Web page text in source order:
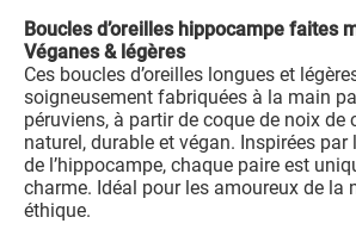
Boucles d’oreilles hippocampe faites
Véganes & légères
Ces boucles d’oreilles longues et
soigneusement fabriquées à la main
péruviens, à partir de coque de noix
naturel, durable et végan. Inspirées
de l’hippocampe, chaque paire est
charme. Idéal pour les amoureux de la
éthique.